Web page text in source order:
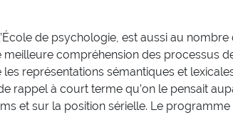
de psychologie, est aussi au nombre
compréhension des processus
représentations sémantiques et
rappel à court terme qu’on le pensait
et sur la position sérielle. Le